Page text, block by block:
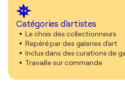
Catégories d'artistes
Le choix des collectionneurs
Repéré par des galeries d'art
Inclus dans des curations de
Travaille sur commande